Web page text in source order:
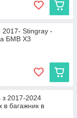
захист
що
для
3,5 см
вигляду.
високу
вашому BMW
на
2017- Stingray -
БМВ Х3
з 2017-2024
в багажник в